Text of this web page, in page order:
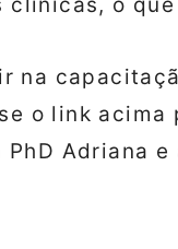
clínicas, o
na
o link
Adriana